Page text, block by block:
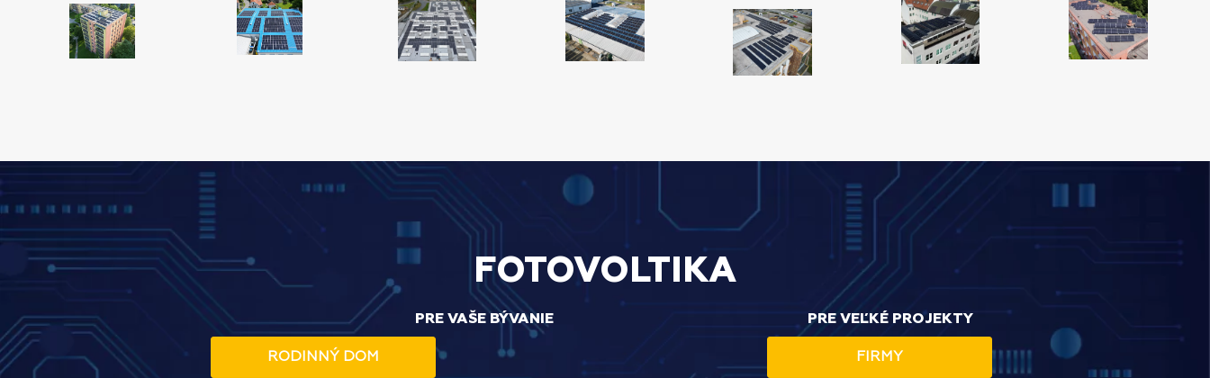
FOTOVOLTIKA
PRE VAŠE BÝVANIE
RODINNÝ DOM
PRE VEĽKÉ PROJEKTY
FIRMY